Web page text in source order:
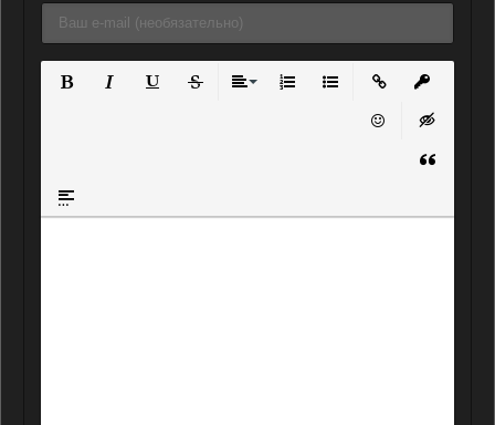
Нумерованный список
Маркированный
Вставить ссылку
Вставить